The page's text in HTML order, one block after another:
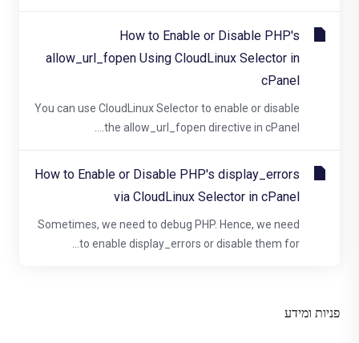
פניות ומידע
How to Enable or Disable PHP's
allow_url_fopen Using CloudLinux Selector in
cPanel
You can use CloudLinux Selector to enable or disable
the allow_url_fopen directive in cPanel....
How to Enable or Disable PHP's display_errors
via CloudLinux Selector in cPanel
Sometimes, we need to debug PHP. Hence, we need
to enable display_errors or disable them for...